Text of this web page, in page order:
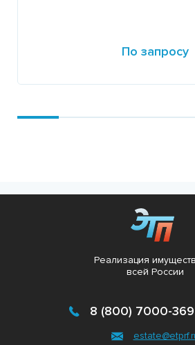
По запросу
Реализация
всей России
8 (800) 7000-369